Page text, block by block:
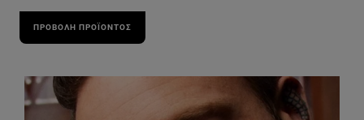
ΠΡΟΒΟΛΉ ΠΡΟΪΌΝΤΟΣ